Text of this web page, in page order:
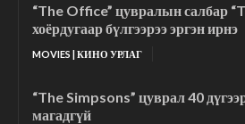
“The Office” цувралын салбар
хоёрдугаар бүлгээрээ эргэн ирнэ
MOVIES | КИНО УРЛАГ
“The Simpsons” цуврал 40
магадгүй